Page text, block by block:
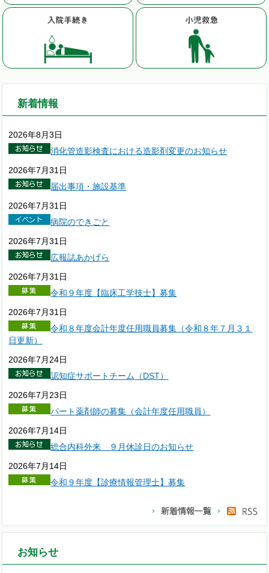
新着情報
2026年8月3日
消化管造影検査における造影剤変更のお知らせ
2026年7月31日
届出事項・施設基準
2026年7月31日
病院のできごと
2026年7月31日
広報誌あかげら
2026年7月31日
令和９年度【臨床工学技士】募集
2026年7月31日
令和８年度会計年度任用職員募集（令和８年７月３１
日更新）
2026年7月24日
認知症サポートチーム（DST）
2026年7月23日
パート薬剤師の募集（会計年度任用職員）
2026年7月14日
総合内科外来 ９月休診日のお知らせ
2026年7月14日
令和９年度【診療情報管理士】募集
お知らせ